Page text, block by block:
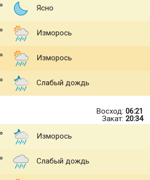
Ясно
Изморось
Изморось
Слабый дождь
Восход: 06:21
Закат: 20:34
Изморось
Слабый дождь